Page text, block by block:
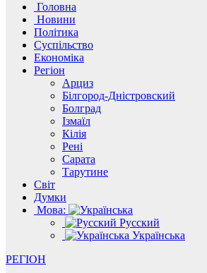
Головна
Новини
Політика
Суспільство
Економіка
Регіон
Арциз
Білгород-Дністровский
Болград
Ізмаїл
Кілія
Рені
Сарата
Тарутине
Світ
Думки
Мова:
Русский
Українська
РЕГІОН